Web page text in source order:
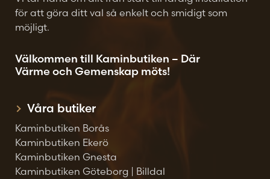
för att göra ditt val så enkelt och smidigt som
möjligt.
Välkommen till Kaminbutiken – Där
Värme och Gemenskap möts!
Våra butiker
Kaminbutiken Borås
Kaminbutiken Ekerö
Kaminbutiken Gnesta
Kaminbutiken Göteborg | Billdal